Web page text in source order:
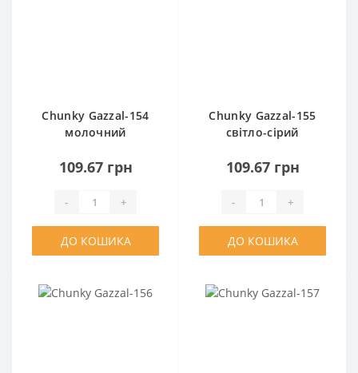
Chunky Gazzal-154
молочний
109.67 грн
- +
ДО КОШИКА
Chunky Gazzal-155
світло-сірий
109.67 грн
- +
ДО КОШИКА